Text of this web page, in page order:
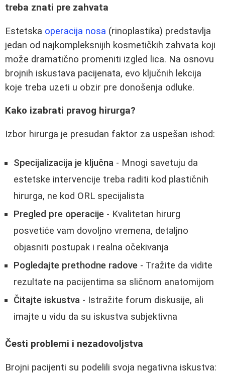
treba znati pre zahvata
Estetska operacija nosa (rinoplastika) predstavlja
jedan od najkompleksnijih kosmetičkih zahvata koji
može dramatično promeniti izgled lica. Na osnovu
brojnih iskustava pacijenata, evo ključnih lekcija
koje treba uzeti u obzir pre donošenja odluke.
Kako izabrati pravog hirurga?
Izbor hirurga je presudan faktor za uspešan ishod:
Specijalizacija je ključna - Mnogi savetuju da
estetske intervencije treba raditi kod plastičnih
hirurga, ne kod ORL specijalista
Pregled pre operacije - Kvalitetan hirurg
posvetiće vam dovoljno vremena, detaljno
objasniti postupak i realna očekivanja
Pogledajte prethodne radove - Tražite da vidite
rezultate na pacijentima sa sličnom anatomijom
Čitajte iskustva - Istražite forum diskusije, ali
imajte u vidu da su iskustva subjektivna
Česti problemi i nezadovoljstva
Brojni pacijenti su podelili svoja negativna iskustva: